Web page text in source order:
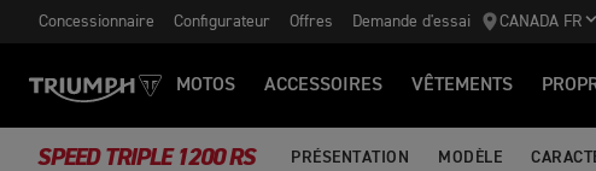
Concessionnaire Configurateur Offres Demande d'essai CANADA FR
MOTOS ACCESSOIRES VÊTEMENTS
SPEED TRIPLE 1200 RS PRÉSENTATION MODÈLE